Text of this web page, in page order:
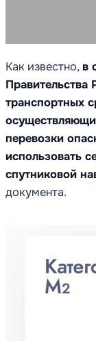
Как известно, в
транспортных
перевозки
использовать
спутниковой
документа.